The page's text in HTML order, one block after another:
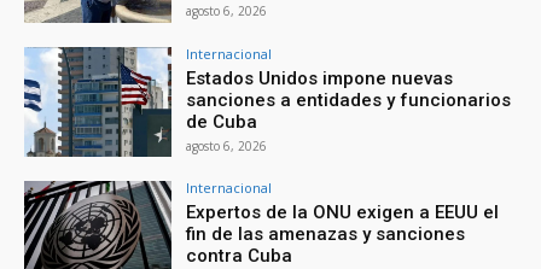
agosto 6, 2026
Internacional
Estados Unidos impone nuevas
sanciones a entidades y funcionarios
de Cuba
agosto 6, 2026
Internacional
Expertos de la ONU exigen a EEUU el
fin de las amenazas y sanciones
contra Cuba